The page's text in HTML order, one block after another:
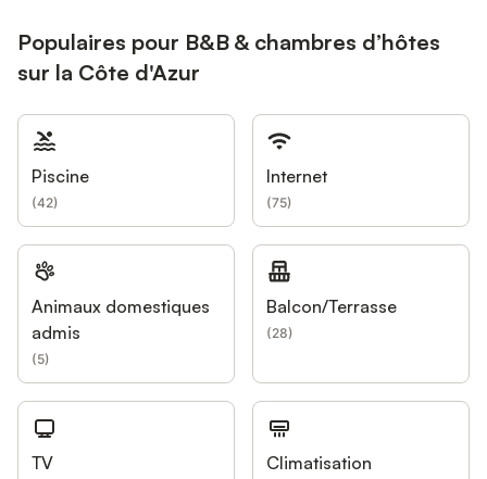
Populaires pour B&B & chambres d’hôtes
sur la Côte d'Azur
Piscine
(42)
Internet
(75)
Animaux domestiques
admis
(5)
Balcon/Terrasse
(28)
TV Climatisation